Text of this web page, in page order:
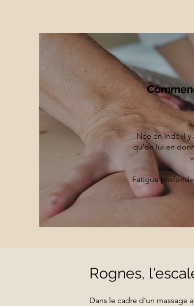
Née en Inde il
qu'on lui en
Fatigue
Rognes,
Dans le cadre d'un massage